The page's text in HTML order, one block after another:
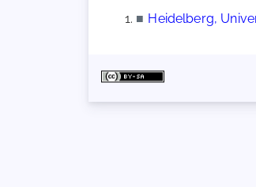
■ Heidelberg,